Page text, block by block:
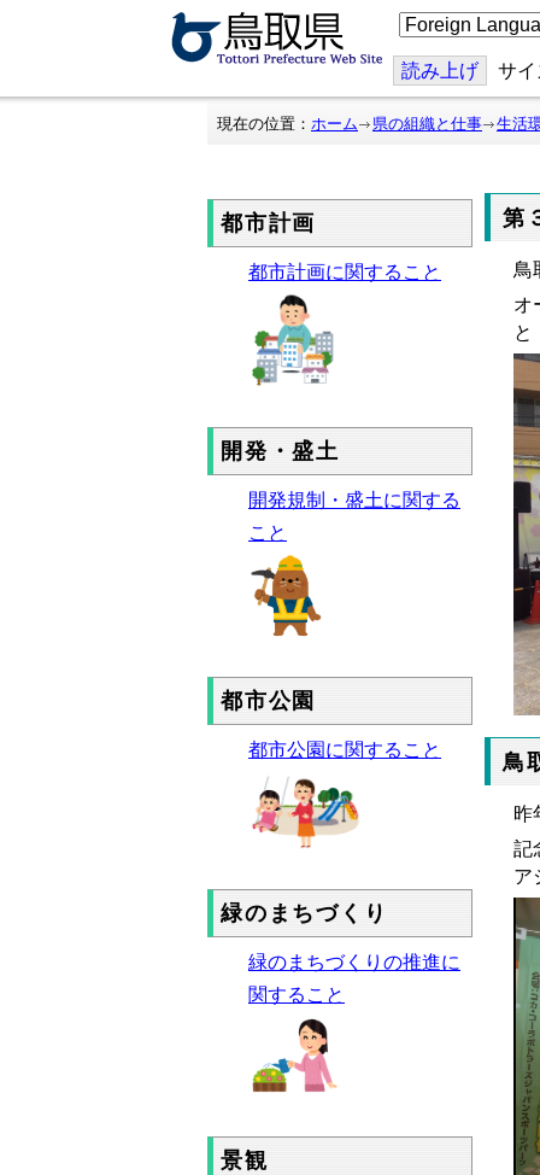
こ
の
ジ
を
翻
読み上げ サ
現在の位置： ホーム 県の組織と仕事 生活
都市計画
都市計画に関すること
開発・盛土
開発規制・盛土に関する
こと
都市公園
都市公園に関すること
緑のまちづくり
緑のまちづくりの推進に
関すること
景観
第
鳥
オ
と
鳥
昨
記
ア